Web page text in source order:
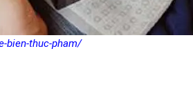
bien-thuc-pham/